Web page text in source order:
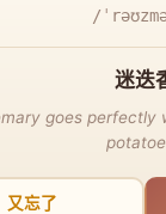
/
迷迭
goes perfectly
又忘了